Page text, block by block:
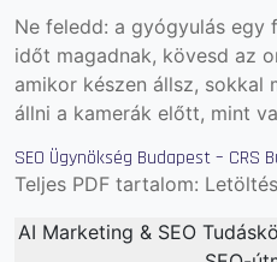
Ne feledd: a gyógyulás egy
időt magadnak, kövesd az
amikor készen állsz, sokkal
állni a kamerák előtt, mint
SEO Ügynökség Budapest – CRS
Teljes PDF tartalom:
AI Marketing & SEO